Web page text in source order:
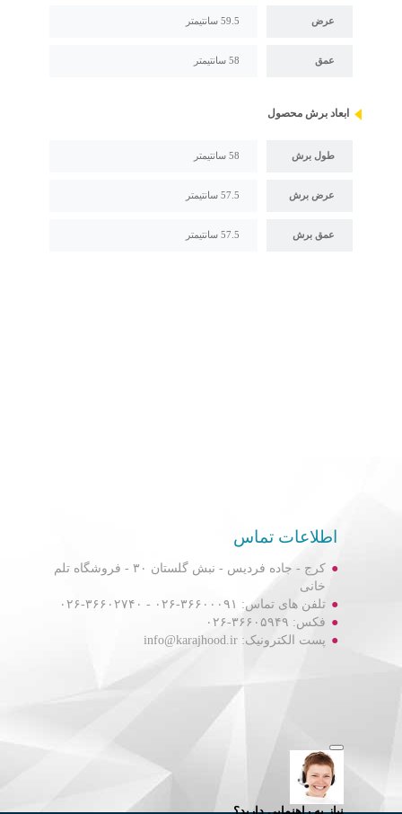
عرض 59.5 سانتیمتر
عمق 58 سانتیمتر
ابعاد برش محصول
طول برش 58 سانتیمتر
عرض برش 57.5 سانتیمتر
عمق برش 57.5 سانتیمتر
اطلاعات تماس
کرج - جاده فردیس - نبش گلستان ۳۰ - فروشگاه تلم
خانی
تلفن های تماس: ۳۶۶۰۰۰۹۱-۰۲۶ - ۳۶۶۰۲۷۴۰-۰۲۶
فکس: ۳۶۶۰۵۹۴۹-۰۲۶
پست الکترونیک: info@karajhood.ir